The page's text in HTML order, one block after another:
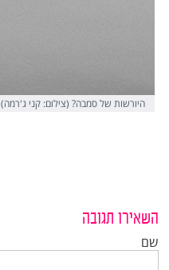
היורשות של סמבה? (צילום: קני ג'רמה)
השאירו תגובה
שם